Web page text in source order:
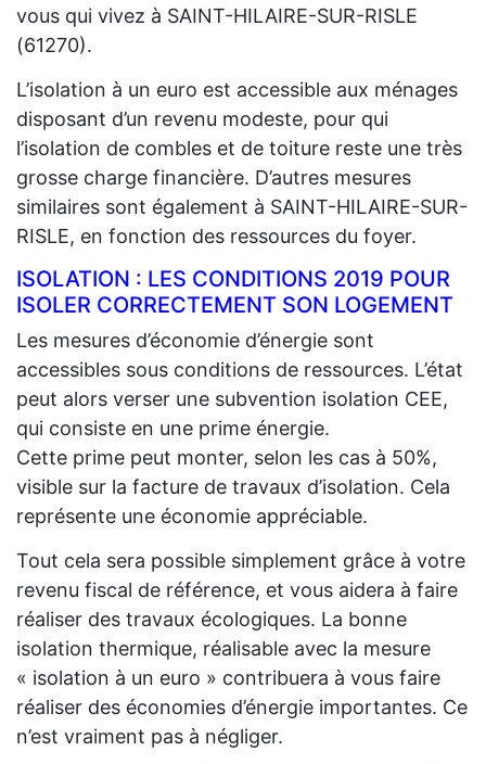
vous qui vivez à SAINT-HILAIRE-SUR-RISLE
(61270).
L’isolation à un euro est accessible aux ménages
disposant d’un revenu modeste, pour qui
l’isolation de combles et de toiture reste une très
grosse charge financière. D’autres mesures
similaires sont également à SAINT-HILAIRE-SUR-
RISLE, en fonction des ressources du foyer.
ISOLATION : LES CONDITIONS 2019 POUR
ISOLER CORRECTEMENT SON LOGEMENT
Les mesures d’économie d’énergie sont
accessibles sous conditions de ressources. L’état
peut alors verser une subvention isolation CEE,
qui consiste en une prime énergie.
Cette prime peut monter, selon les cas à 50%,
visible sur la facture de travaux d’isolation. Cela
représente une économie appréciable.
Tout cela sera possible simplement grâce à votre
revenu fiscal de référence, et vous aidera à faire
réaliser des travaux écologiques. La bonne
isolation thermique, réalisable avec la mesure
« isolation à un euro » contribuera à vous faire
réaliser des économies d’énergie importantes. Ce
n’est vraiment pas à négliger.